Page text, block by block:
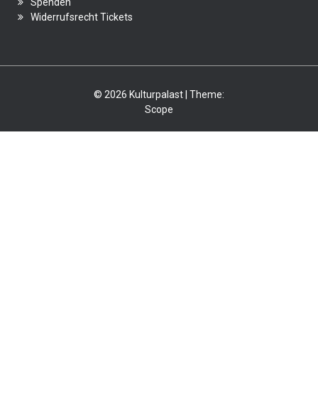
Widerrufsrecht Tickets
© 2026 Kulturpalast | Theme:
Scope